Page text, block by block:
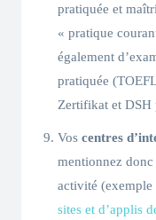
pratiquée et
« pratique
également
pratiquée
Zertifikat et DSH
Vos centres
mentionnez donc
activité (exemple
sites et d’applis